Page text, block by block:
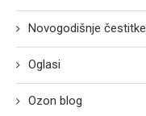
Novogodišnje čestitke
Oglasi
Ozon blog